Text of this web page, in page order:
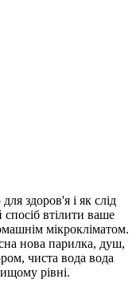
здоров'я і як слід
втілити ваше
мікрокліматом.
нова парилка, душ,
чиста вода вода
рівні.